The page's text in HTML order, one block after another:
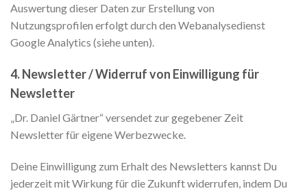
Auswertung dieser Daten zur Erstellung von
Nutzungsprofilen erfolgt durch den Webanalysedienst
Google Analytics (siehe unten).
4. Newsletter / Widerruf von Einwilligung für
Newsletter
„Dr. Daniel Gärtner“ versendet zur gegebener Zeit
Newsletter für eigene Werbezwecke.
Deine Einwilligung zum Erhalt des Newsletters kannst Du
jederzeit mit Wirkung für die Zukunft widerrufen, indem Du